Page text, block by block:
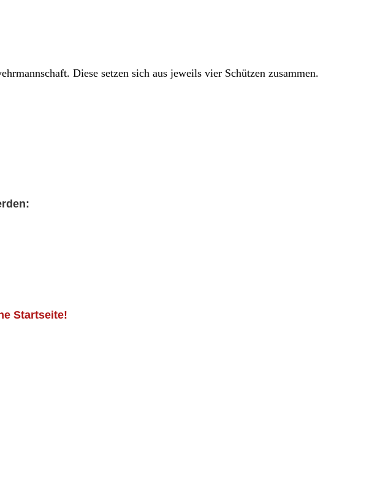
Diese setzen sich aus jeweils vier Schützen zusammen.
Startseite!